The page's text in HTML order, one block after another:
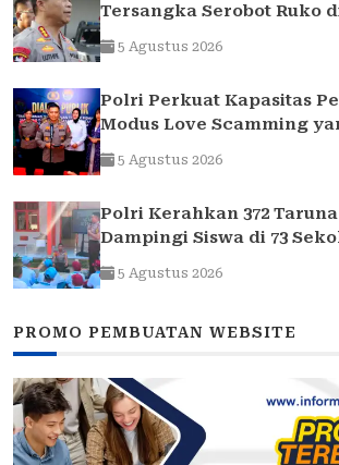
Tersangka Serobot Ruko
5 Agustus 2026
Polri Perkuat Kapasitas
Modus Love Scamming
Kompleks
5 Agustus 2026
Polri Kerahkan 372
Dampingi Siswa di 73
Bersama Taruna Akademi
5 Agustus 2026
PROMO PEMBUATAN WEBSITE